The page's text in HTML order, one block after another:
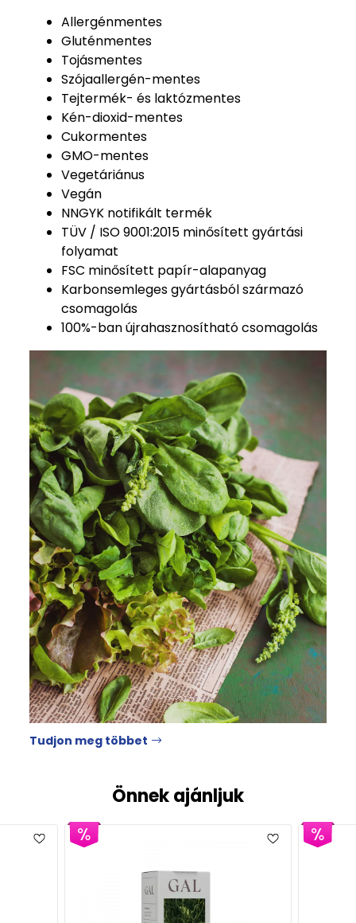
Allergénmentes
Gluténmentes
Tojásmentes
Szójaallergén-mentes
Tejtermék- és laktózmentes
Kén-dioxid-mentes
Cukormentes
GMO-mentes
Vegetáriánus
Vegán
NNGYK notifikált termék
TÜV / ISO 9001:2015 minősített gyártási
folyamat
FSC minősített papír-alapanyag
Karbonsemleges gyártásból származó
csomagolás
100%-ban újrahasznosítható csomagolás
Tudjon meg többet
Önnek ajánljuk